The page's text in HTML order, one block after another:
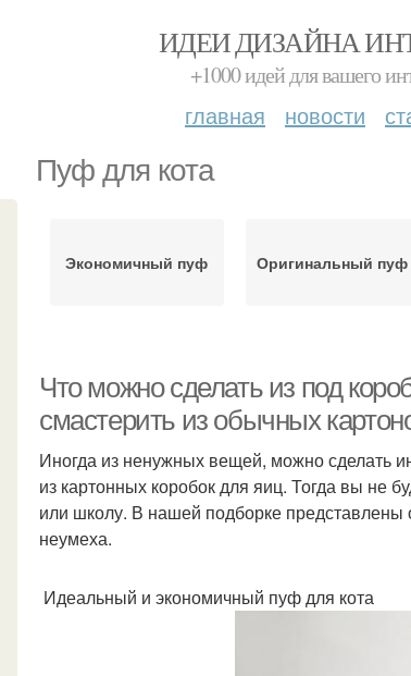
ИДЕИ ДИЗАЙНА
+1000 идей для вашего
главная новости
Пуф для кота
Экономичный пуф Оригинальный пуф
Что можно сделать из под
смастерить из обычных
Иногда из ненужных вещей, можно сделать
из картонных коробок для яиц. Тогда вы не
или школу. В нашей подборке
неумеха.
Идеальный и экономичный пуф для кота